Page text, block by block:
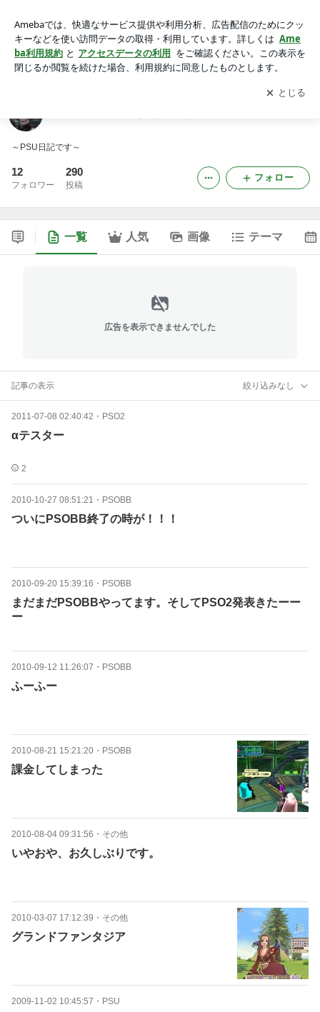
アプリをダウンロードして ブログの更新通知
を受け取りまし
ょう。
開く
～PSU日記です～
12
フォロワー
290
投稿
フォロー
一覧 人気 画像 テーマ
広告を表示できませんでした
記事の表示 絞り込みなし
2011-07-08 02:40:42 ・ PSO2
αテスター
2
2010-10-27 08:51:21 ・ PSOBB
ついにPSOBB終了の時が！！！
2010-09-20 15:39:16 ・ PSOBB
まだまだPSOBBやってます。そしてPSO2発表きたーー
ー
2010-09-12 11:26:07 ・ PSOBB
ふーふー
2010-08-21 15:21:20 ・ PSOBB
課金してしまった
2010-08-04 09:31:56 ・ その他
いやおや、お久しぶりです。
2010-03-07 17:12:39 ・ その他
グランドファンタジア
2009-11-02 10:45:57 ・ PSU